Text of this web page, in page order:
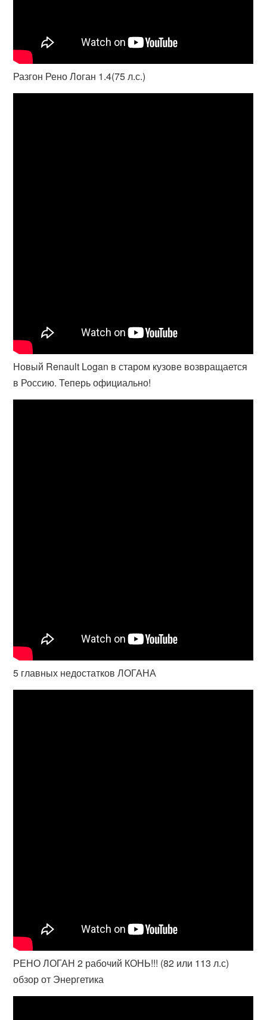
Разгон Рено Логан 1.4(75 л.с.)
Новый Renault Logan в старом кузове возвращается
в Россию. Теперь официально!
5 главных недостатков ЛОГАНА
РЕНО ЛОГАН 2 рабочий КОНЬ!!! (82 или 113 л.с)
обзор от Энергетика